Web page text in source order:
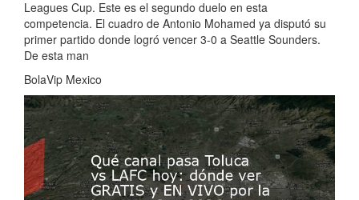
Leagues Cup. Este es el segundo duelo en esta
competencia. El cuadro de Antonio Mohamed ya disputó su
primer partido donde logró vencer 3-0 a Seattle Sounders.
De esta man
BolaVip Mexico